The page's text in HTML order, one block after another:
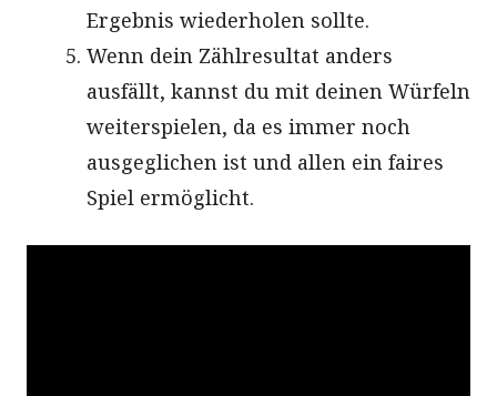
Ergebnis wiederholen sollte.
Wenn dein Zählresultat anders
ausfällt, kannst du mit deinen Würfeln
weiterspielen, da es immer noch
ausgeglichen ist und allen ein faires
Spiel ermöglicht.